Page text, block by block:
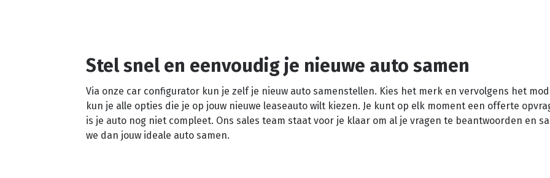
Stel snel en eenvoudig je nieuwe auto samen
Via onze car configurator kun je zelf je nieuw auto samenstellen. Kies het merk en vervolgens het
kun je alle opties die je op jouw nieuwe leaseauto wilt kiezen. Je kunt op elk moment een offerte
is je auto nog niet compleet. Ons sales team staat voor je klaar om al je vragen te beantwoorden en
we dan jouw ideale auto samen.